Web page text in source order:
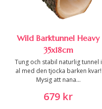
Wild Barktunnel Heavy
35x18cm
Tung och stabil naturlig tunnel i
al med den tjocka barken kvar!
Mysig att nana...
679 kr